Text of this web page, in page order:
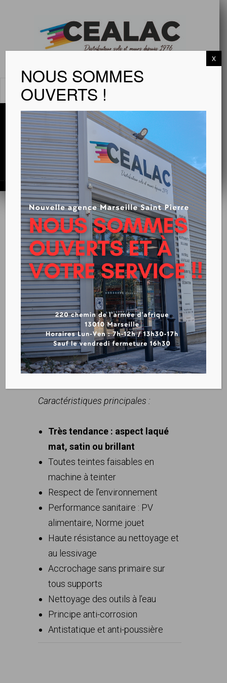
MENU
EKORENOV VERNISSUR
COMMANDE
Télécharger la fiche technique
Caractéristiques principales :
Très tendance : aspect laqué
mat, satin ou brillant
Toutes teintes faisables en
machine à teinter
Respect de l’environnement
Performance sanitaire : PV
alimentaire, Norme jouet
Haute résistance au nettoyage et
au lessivage
Accrochage sans primaire sur
tous supports
Nettoyage des outils à l’eau
Principe anti-corrosion
Antistatique et anti-poussière
NOUS SOMMES
OUVERTS !
X